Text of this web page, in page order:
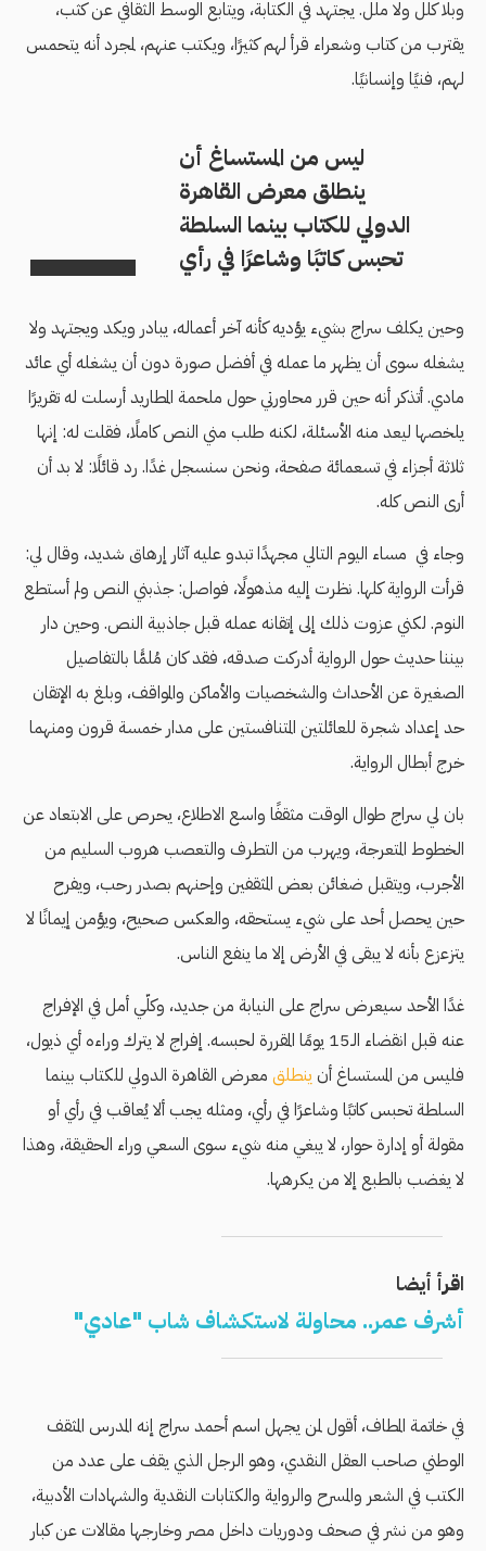
وبلا كلل ولا ملل. يجتهد في الكتابة، ويتابع الوسط الثقافي عن كثب،
يقترب من كتاب وشعراء قرأ لهم كثيرًا، ويكتب عنهم، لمجرد أنه يتحمس
لهم، فنيًا وإنسانيًا.
ليس من المستساغ أن
ينطلق معرض القاهرة
الدولي للكتاب بينما السلطة
تحبس كاتبًا وشاعرًا في رأي
وحين يكلف سراج بشيء يؤديه كأنه آخر أعماله، يبادر ويكد ويجتهد ولا
يشغله سوى أن يظهر ما عمله في أفضل صورة دون أن يشغله أي عائد
مادي. أتذكر أنه حين قرر محاورتي حول ملحمة المطاريد أرسلت له تقريرًا
يلخصها ليعد منه الأسئلة، لكنه طلب مني النص كاملًا، فقلت له: إنها
ثلاثة أجزاء في تسعمائة صفحة، ونحن سنسجل غدًا. رد قائلًا: لا بد أن
أرى النص كله.
وجاء في مساء اليوم التالي مجهدًا تبدو عليه آثار إرهاق شديد، وقال لي:
قرأت الرواية كلها. نظرت إليه مذهولًا، فواصل: جذبني النص ولم أستطع
النوم. لكني عزوت ذلك إلى إتقانه عمله قبل جاذبية النص. وحين دار
بيننا حديث حول الرواية أدركت صدقه، فقد كان مُلمًّا بالتفاصيل
الصغيرة عن الأحداث والشخصيات والأماكن والمواقف، وبلغ به الإتقان
حد إعداد شجرة للعائلتين المتنافستين على مدار خمسة قرون ومنهما
خرج أبطال الرواية.
بان لي سراج طوال الوقت مثقفًا واسع الاطلاع، يحرص على الابتعاد عن
الخطوط المتعرجة، ويهرب من التطرف والتعصب هروب السليم من
الأجرب، ويتقبل ضغائن بعض المثقفين وإحنهم بصدر رحب، ويفرح
حين يحصل أحد على شيء يستحقه، والعكس صحيح، ويؤمن إيمانًا لا
يتزعزع بأنه لا يبقى في الأرض إلا ما ينفع الناس.
غدًا الأحد سيعرض سراج على النيابة من جديد، وكلّي أمل في الإفراج
عنه قبل انقضاء الـ15 يومًا المقررة لحبسه. إفراج لا يترك وراءه أي ذيول،
فليس من المستساغ أن ينطلق معرض القاهرة الدولي للكتاب بينما
السلطة تحبس كاتبًا وشاعرًا في رأي، ومثله يجب ألا يُعاقب في رأي أو
مقولة أو إدارة حوار، لا يبغي منه شيء سوى السعي وراء الحقيقة، وهذا
لا يغضب بالطبع إلا من يكرهها.
اقرأ أيضا
أشرف عمر.. محاولة لاستكشاف شاب "عادي"
في خاتمة المطاف، أقول لمن يجهل اسم أحمد سراج إنه المدرس المثقف
الوطني صاحب العقل النقدي، وهو الرجل الذي يقف على عدد من
الكتب في الشعر والمسرح والرواية والكتابات النقدية والشهادات الأدبية،
وهو من نشر في صحف ودوريات داخل مصر وخارجها مقالات عن كبار